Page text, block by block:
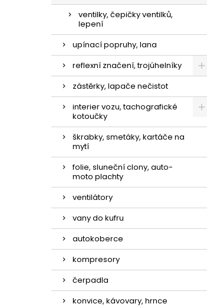
ventilky, čepičky ventilků,
lepení
upínací popruhy, lana
reflexní značení, trojúhelníky
zástěrky, lapače nečistot
interier vozu, tachografické
kotoučky
škrabky, smetáky, kartáče na
mytí
folie, sluneční clony, auto-
moto plachty
ventilátory
vany do kufru
autokoberce
kompresory
čerpadla
konvice, kávovary, hrnce